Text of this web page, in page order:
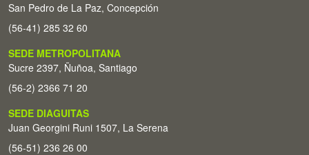
San Pedro de La Paz, Concepción
(56-41) 285 32 60
SEDE METROPOLITANA
Sucre 2397, Ñuñoa, Santiago
(56-2) 2366 71 20
SEDE DIAGUITAS
Juan Georgini Runi 1507, La Serena
(56-51) 236 26 00